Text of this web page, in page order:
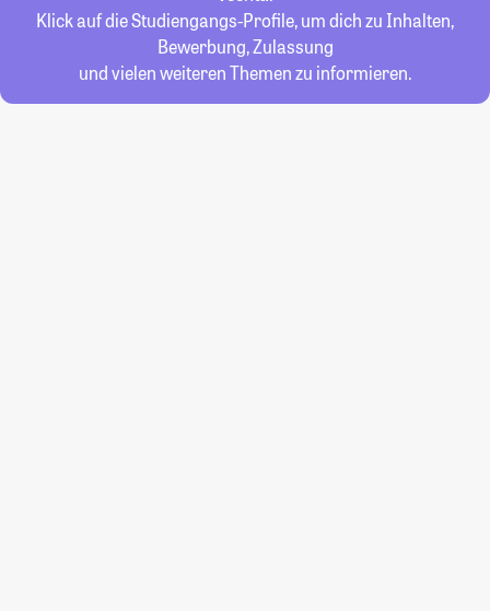
Klick auf die Studiengangs-Profile, um dich zu Inhalten,
Bewerbung, Zulassung
und vielen weiteren Themen zu informieren.